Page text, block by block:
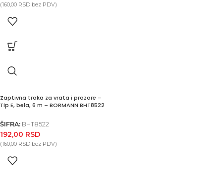
(160,00 RSD bez PDV)
Zaptivna traka za vrata i prozore –
Tip E, bela, 6 m – BORMANN BHT8522
ŠIFRA: BHT8522
192,00 RSD
(160,00 RSD bez PDV)